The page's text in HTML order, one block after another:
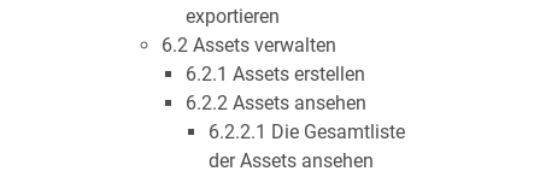
exportieren
6.2 Assets verwalten
6.2.1 Assets erstellen
6.2.2 Assets ansehen
6.2.2.1 Die Gesamtliste
der Assets ansehen